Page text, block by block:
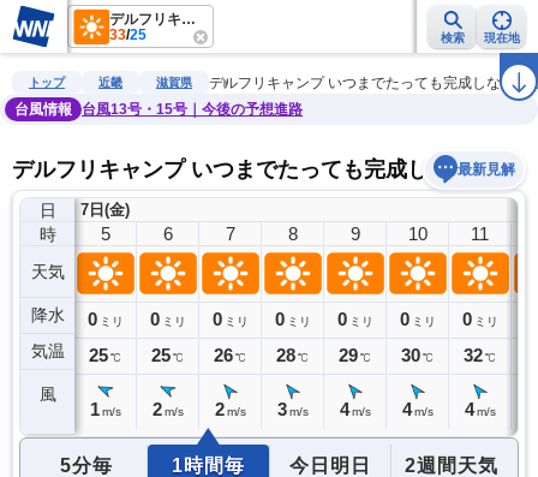
デルフリキャンプ いつまでたっても完成しない里山のキャンプ場
33/25 検索 現在地
雨雲レーダー 台風情報 地震情報 警報・注意報 2週間天気 ラ
トップ 近畿 滋賀県
デルフリキャンプ いつまでたっても完成しない里
台風情報
台風13号・15号｜今後の予想進路
デルフリキャンプ いつまでたっても完成しない里山
最新見解
日
時
天気
降水
気温
風
7日(金)
4
0ミリ
25℃
5
0 ミリ
25℃
1 m/s
6
0 ミリ
25℃
2 m/s
7
0 ミリ
26℃
2 m/s
8
0 ミリ
28℃
3 m/s
9
0 ミリ
29℃
4 m/s
10
0 ミリ
30℃
4 m/s
11
0 ミリ
32℃
4 m/s
5分毎 1時間毎 今日明日 2週間天気